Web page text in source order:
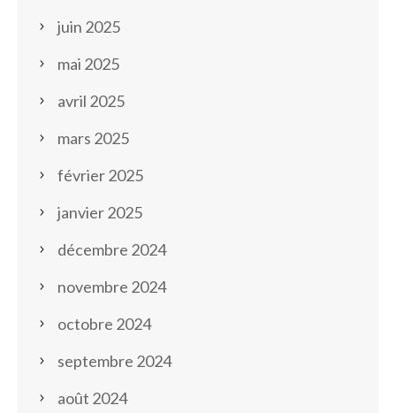
juin 2025
mai 2025
avril 2025
mars 2025
février 2025
janvier 2025
décembre 2024
novembre 2024
octobre 2024
septembre 2024
août 2024